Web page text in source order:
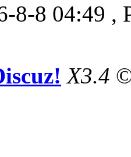
8-8 04:49 ,
X3.4